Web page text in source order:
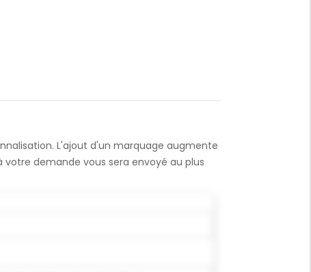
L'ajout d'un marquage augmente
votre demande vous sera envoyé au plus